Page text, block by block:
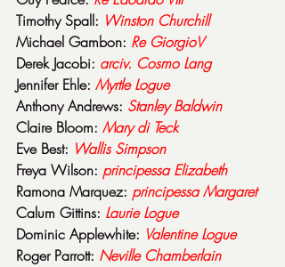
Timothy Spall: Winston Churchill
Michael Gambon: Re GiorgioV
Derek Jacobi: arciv. Cosmo Lang
Jennifer Ehle: Myrtle Logue
Anthony Andrews: Stanley Baldwin
Claire Bloom: Mary di Teck
Eve Best: Wallis Simpson
Freya Wilson: principessa Elizabeth
Ramona Marquez: principessa Margaret
Calum Gittins: Laurie Logue
Dominic Applewhite: Valentine Logue
Roger Parrott: Neville Chamberlain